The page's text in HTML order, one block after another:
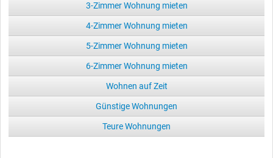
3-Zimmer Wohnung mieten
4-Zimmer Wohnung mieten
5-Zimmer Wohnung mieten
6-Zimmer Wohnung mieten
Wohnen auf Zeit
Günstige Wohnungen
Teure Wohnungen